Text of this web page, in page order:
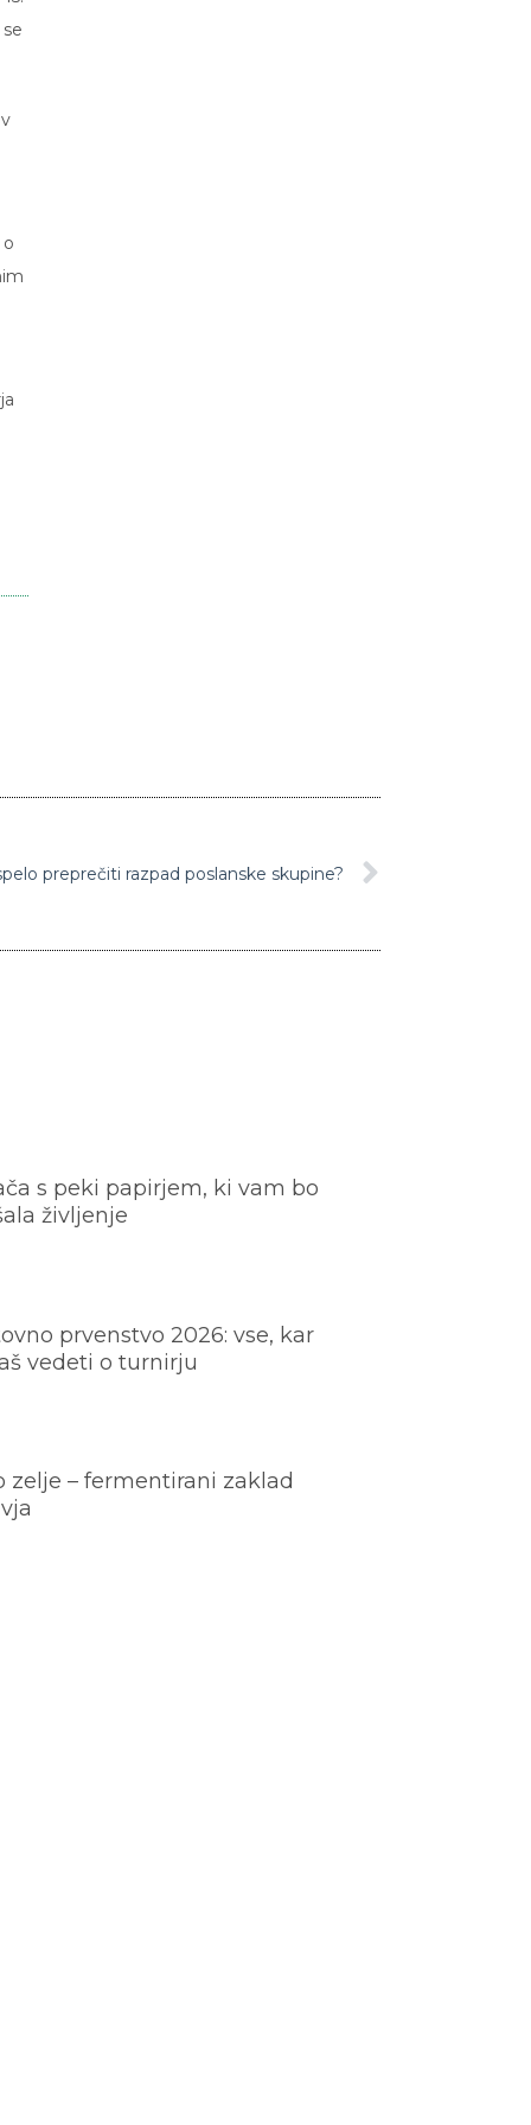
preprečiti razpad poslanske skupine?
s peki papirjem, ki vam bo
življenje
prvenstvo 2026: vse, kar
vedeti o turnirju
zelje – fermentirani zaklad